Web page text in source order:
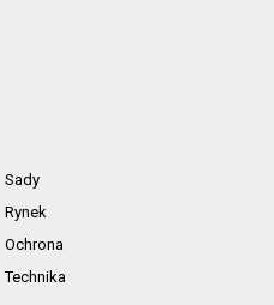
Sady
Rynek
Ochrona
Technika